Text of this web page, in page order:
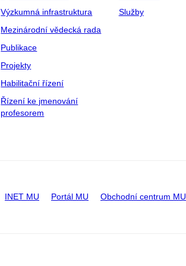
Výzkumná infrastruktura
Mezinárodní vědecká rada
Publikace
Projekty
Habilitační řízení
Řízení ke jmenování
profesorem
Služby
INET MU Portál MU Obchodní centrum MU